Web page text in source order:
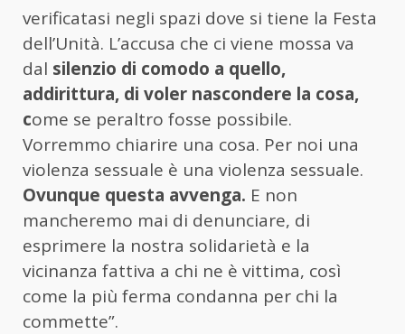
verificatasi negli spazi dove si tiene la Festa
dell’Unità. L’accusa che ci viene mossa va
dal silenzio di comodo a quello,
addirittura, di voler nascondere la cosa,
come se peraltro fosse possibile.
Vorremmo chiarire una cosa. Per noi una
violenza sessuale è una violenza sessuale.
Ovunque questa avvenga. E non
mancheremo mai di denunciare, di
esprimere la nostra solidarietà e la
vicinanza fattiva a chi ne è vittima, così
come la più ferma condanna per chi la
commette”.